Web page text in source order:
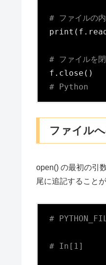
# ファイルの
# ファイルを
# Python
ファイル
open() の最初の引
尾に追記すること
#
# In[1]